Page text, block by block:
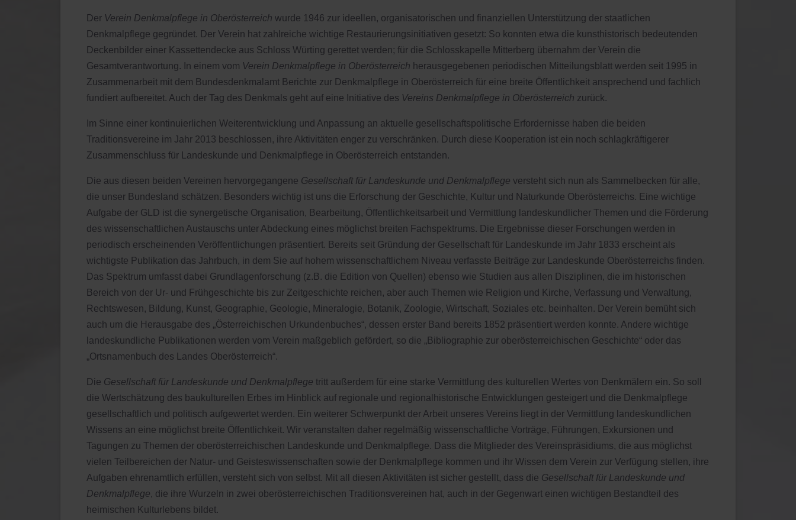
Der Verein Denkmalpflege in Oberösterreich wurde 1946 zur ideellen, organisatorischen und finanziellen Unterstützung der staatlichen
Denkmalpflege gegründet. Der Verein hat zahlreiche wichtige Restaurierungsinitiativen gesetzt: So konnten etwa die kunsthistorisch bedeutenden
Deckenbilder einer Kassettendecke aus Schloss Würting gerettet werden; für die Schlosskapelle Mitterberg übernahm der Verein die
Gesamtverantwortung. In einem vom Verein Denkmalpflege in Oberösterreich herausgegebenen periodischen Mitteilungsblatt werden seit 1995 in
Zusammenarbeit mit dem Bundesdenkmalamt Berichte zur Denkmalpflege in Oberösterreich für eine breite Öffentlichkeit ansprechend und fachlich
fundiert aufbereitet. Auch der Tag des Denkmals geht auf eine Initiative des Vereins Denkmalpflege in Oberösterreich zurück.
Im Sinne einer kontinuierlichen Weiterentwicklung und Anpassung an aktuelle gesellschaftspolitische Erfordernisse haben die beiden
Traditionsvereine im Jahr 2013 beschlossen, ihre Aktivitäten enger zu verschränken. Durch diese Kooperation ist ein noch schlagkräftigerer
Zusammenschluss für Landeskunde und Denkmalpflege in Oberösterreich entstanden.
Die aus diesen beiden Vereinen hervorgegangene Gesellschaft für Landeskunde und Denkmalpflege versteht sich nun als Sammelbecken für alle,
die unser Bundesland schätzen. Besonders wichtig ist uns die Erforschung der Geschichte, Kultur und Naturkunde Oberösterreichs. Eine wichtige
Aufgabe der GLD ist die synergetische Organisation, Bearbeitung, Öffentlichkeitsarbeit und Vermittlung landeskundlicher Themen und die Förderung
des wissenschaftlichen Austauschs unter Abdeckung eines möglichst breiten Fachspektrums. Die Ergebnisse dieser Forschungen werden in
periodisch erscheinenden Veröffentlichungen präsentiert. Bereits seit Gründung der Gesellschaft für Landeskunde im Jahr 1833 erscheint als
wichtigste Publikation das Jahrbuch, in dem Sie auf hohem wissenschaftlichem Niveau verfasste Beiträge zur Landeskunde Oberösterreichs finden.
Das Spektrum umfasst dabei Grundlagenforschung (z.B. die Edition von Quellen) ebenso wie Studien aus allen Disziplinen, die im historischen
Bereich von der Ur- und Frühgeschichte bis zur Zeitgeschichte reichen, aber auch Themen wie Religion und Kirche, Verfassung und Verwaltung,
Rechtswesen, Bildung, Kunst, Geographie, Geologie, Mineralogie, Botanik, Zoologie, Wirtschaft, Soziales etc. beinhalten. Der Verein bemüht sich
auch um die Herausgabe des „Österreichischen Urkundenbuches“, dessen erster Band bereits 1852 präsentiert werden konnte. Andere wichtige
landeskundliche Publikationen werden vom Verein maßgeblich gefördert, so die „Bibliographie zur oberösterreichischen Geschichte“ oder das
„Ortsnamenbuch des Landes Oberösterreich“.
Die Gesellschaft für Landeskunde und Denkmalpflege tritt außerdem für eine starke Vermittlung des kulturellen Wertes von Denkmälern ein. So soll
die Wertschätzung des baukulturellen Erbes im Hinblick auf regionale und regionalhistorische Entwicklungen gesteigert und die Denkmalpflege
gesellschaftlich und politisch aufgewertet werden. Ein weiterer Schwerpunkt der Arbeit unseres Vereins liegt in der Vermittlung landeskundlichen
Wissens an eine möglichst breite Öffentlichkeit. Wir veranstalten daher regelmäßig wissenschaftliche Vorträge, Führungen, Exkursionen und
Tagungen zu Themen der oberösterreichischen Landeskunde und Denkmalpflege. Dass die Mitglieder des Vereinspräsidiums, die aus möglichst
vielen Teilbereichen der Natur- und Geisteswissenschaften sowie der Denkmalpflege kommen und ihr Wissen dem Verein zur Verfügung stellen, ihre
Aufgaben ehrenamtlich erfüllen, versteht sich von selbst. Mit all diesen Aktivitäten ist sicher gestellt, dass die Gesellschaft für Landeskunde und
Denkmalpflege, die ihre Wurzeln in zwei oberösterreichischen Traditionsvereinen hat, auch in der Gegenwart einen wichtigen Bestandteil des
heimischen Kulturlebens bildet.